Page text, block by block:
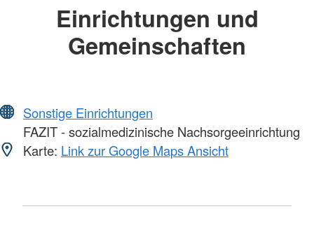
Einrichtungen und
Gemeinschaften
Sonstige Einrichtungen
FAZIT - sozialmedizinische Nachsorgeeinrichtung
Karte: Link zur Google Maps Ansicht